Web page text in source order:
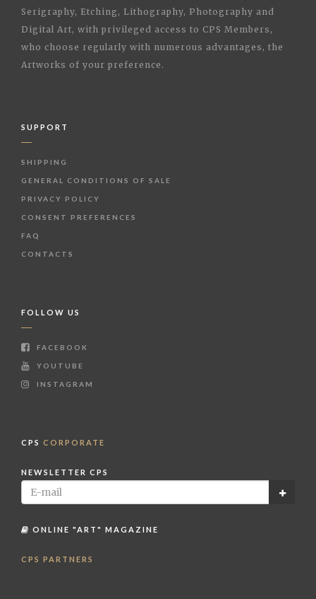
Serigraphy, Etching, Lithography, Photography and
Digital Art, with privileged access to CPS Members,
who choose regularly with numerous advantages, the
Artworks of your preference.
SUPPORT
SHIPPING
GENERAL CONDITIONS OF SALE
PRIVACY POLICY
CONSENT PREFERENCES
FAQ
CONTACTS
FOLLOW US
FACEBOOK
YOUTUBE
INSTAGRAM
CPS CORPORATE
NEWSLETTER CPS
ONLINE "ART" MAGAZINE
CPS PARTNERS